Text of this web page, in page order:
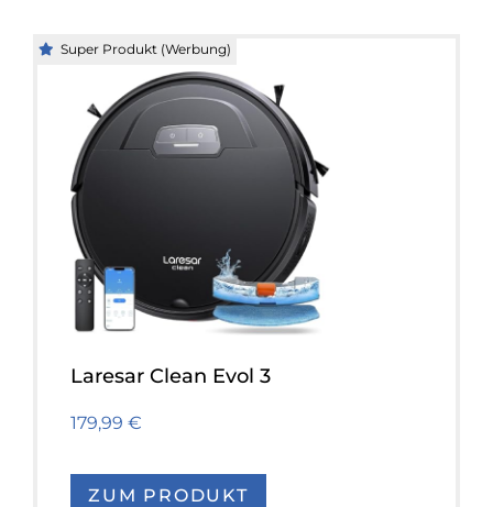
Laresar Clean Evol 3
179,99 €
ZUM PRODUKT
Super Produkt (Werbung)